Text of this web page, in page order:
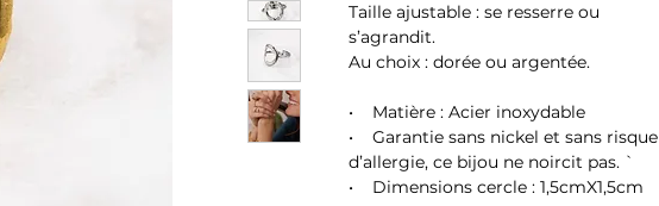
Taille ajustable : se resserre ou
s’agrandit.
Au choix : dorée ou argentée.
• Matière : Acier inoxydable
• Garantie sans nickel et sans risque
d’allergie, ce bijou ne noircit pas. `
• Dimensions cercle : 1,5cmX1,5cm